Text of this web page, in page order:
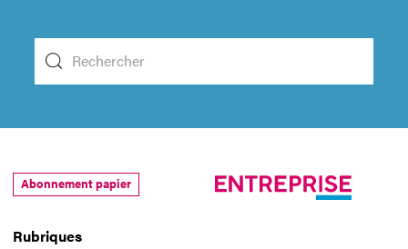
Rubriques
Abonnement papier